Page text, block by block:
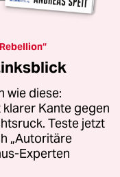
wie diese:
Kante gegen
Teste jetzt
„Autoritäre
Experten